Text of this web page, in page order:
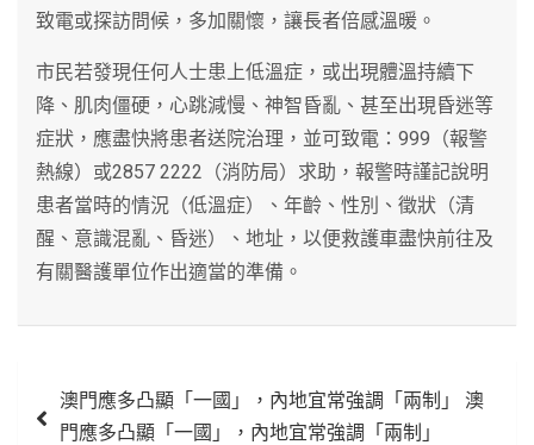
致電或探訪問候，多加關懷，讓長者倍感溫暖。
市民若發現任何人士患上低溫症，或出現體溫持續下
降、肌肉僵硬，心跳減慢、神智昏亂、甚至出現昏迷等
症狀，應盡快將患者送院治理，並可致電：999（報警
熱線）或2857 2222（消防局）求助，報警時謹記說明
患者當時的情況（低溫症）、年齡、性別、徵狀（清
醒、意識混亂、昏迷）、地址，以便救護車盡快前往及
有關醫護單位作出適當的準備。
章
澳門應多凸顯「一國」，內地宜常強調「兩制」 澳
門應多凸顯「一國」，內地宜常強調「兩制」